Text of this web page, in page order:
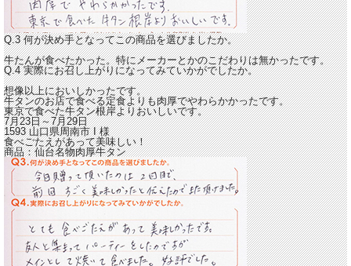
Q.3 何が決め手となってこの商品を選びましたか。
牛たんが食べたかった。特にメーカーとかのこだわりは無かったです。
Q.4 実際にお召し上がりになってみていかがでしたか。
想像以上においしかったです。
牛タンのお店で食べる定食よりも肉厚でやわらかかったです。
東京で食べた牛タン根岸よりおいしいです。
7月23日～7月29日
1593 山口県周南市I様
食べごたえがあって美味しい！
商品：仙台名物肉厚牛タン